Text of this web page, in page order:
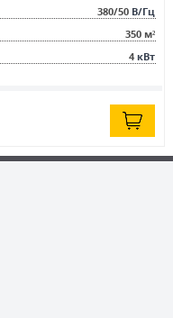
380/50 В/Гц
350 м²
4 кВт